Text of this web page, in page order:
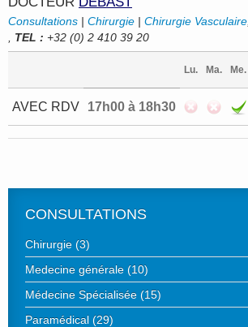
Consultations | Chirurgie | Chirurgie Vasculaire
TEL : +32 (0) 2 410 39 20
Lu. Ma. Me.
AVEC RDV 17h00 à 18h30
CONSULTATIONS
Chirurgie (3)
Medecine générale (10)
Médecine Spécialisée (15)
Paramédical (29)